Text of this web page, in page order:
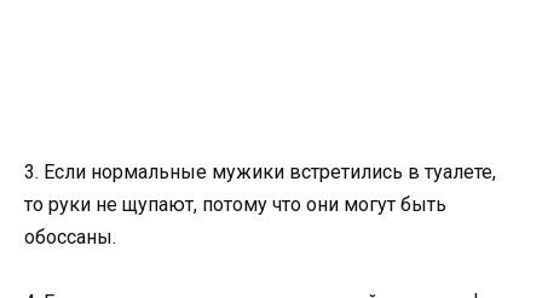
3. Если нормальные мужики встретились в туалете,
то руки не щупают, потому что они могут быть
обоссаны.